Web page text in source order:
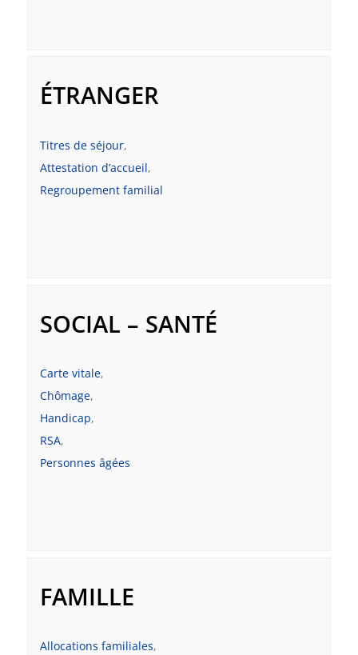
ÉTRANGER
Titres de séjour,
Attestation d’accueil,
Regroupement familial
SOCIAL – SANTÉ
Carte vitale,
Chômage,
Handicap,
RSA,
Personnes âgées
FAMILLE
Allocations familiales,